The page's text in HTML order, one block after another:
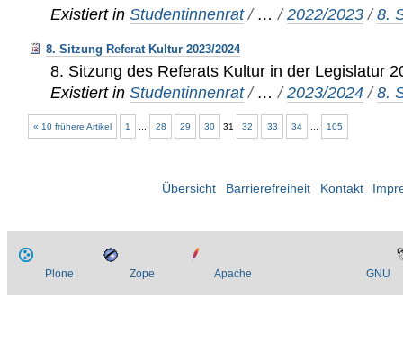
Existiert in Studentinnenrat / …/2022/2023 /8.
8. Sitzung Referat Kultur 2023/2024
8. Sitzung des Referats Kultur in der Legislatur
Existiert in Studentinnenrat / …/2023/2024 /8.
« 10 frühere Artikel 1 28 29 30 31 32 33 34 105
Übersicht Barrierefreiheit Kontakt
Plone Zope Apache GNU